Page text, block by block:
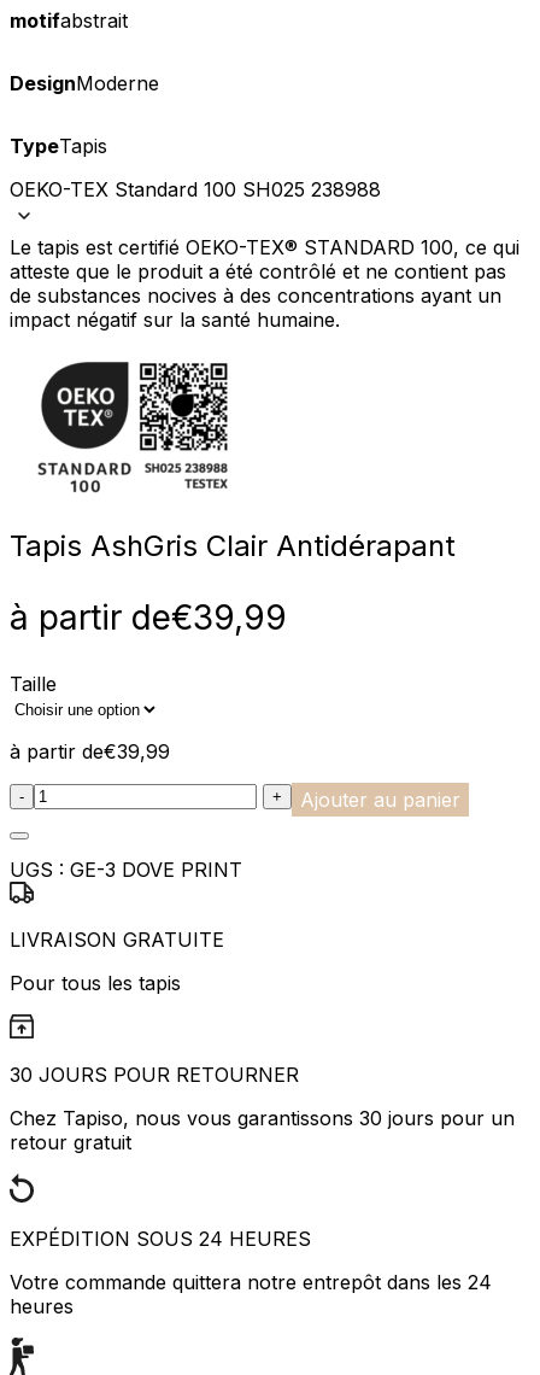
motifabstrait
DesignModerne
TypeTapis
OEKO-TEX Standard 100 SH025 238988
Le tapis est certifié OEKO-TEX® STANDARD 100, ce qui
atteste que le produit a été contrôlé et ne contient pas
de substances nocives à des concentrations ayant un
impact négatif sur la santé humaine.
Tapis AshGris Clair Antidérapant
à partir de€39,99
Taille
à partir de€39,99
:product_name quantity
- + Ajouter au panier
UGS : GE-3 DOVE PRINT
LIVRAISON GRATUITE
Pour tous les tapis
30 JOURS POUR RETOURNER
Chez Tapiso, nous vous garantissons 30 jours pour un
retour gratuit
EXPÉDITION SOUS 24 HEURES
Votre commande quittera notre entrepôt dans les 24
heures